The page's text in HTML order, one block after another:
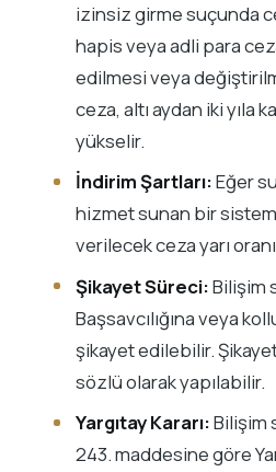
izinsiz girme suçunda
hapis veya adli para
edilmesi veya
ceza, altı aydan iki yıla
yükselir.
İndirim Şartları:Eğer
hizmet sunan bir
verilecek ceza yarı
Şikayet Süreci:Bilişim
Başsavcılığına veya
şikayet edilebilir.
sözlü olarak yapılabilir.
Yargıtay Kararı:Bilişim
243. maddesine göre